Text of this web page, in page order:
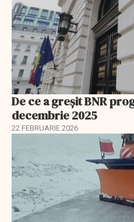
De ce a greșit BNR
decembrie 2025
22 FEBRUARIE 2026